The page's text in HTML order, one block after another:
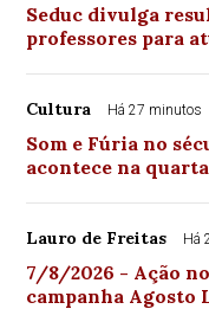
Seduc divulga
professores para
Cultura Há 27 minutos
Som e Fúria no
acontece na
Lauro de Freitas Há
7/8/2026 - Ação
campanha Agosto